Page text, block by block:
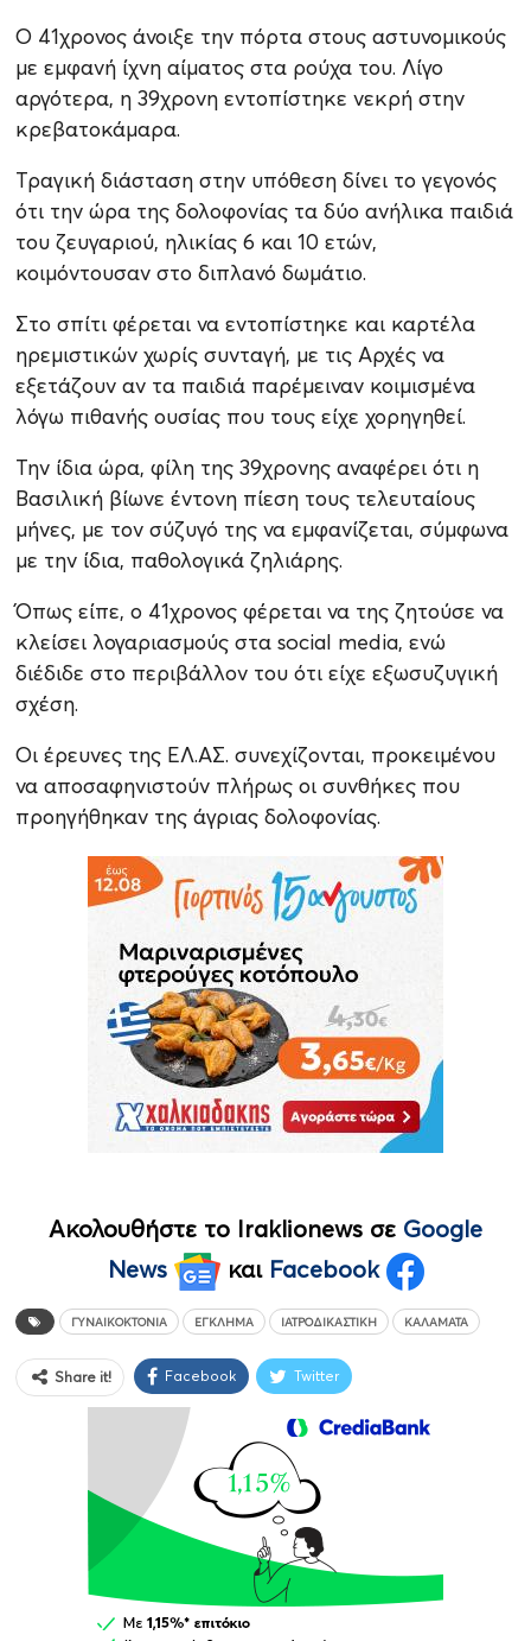
Ο 41χρονος άνοιξε την πόρτα στους αστυνομικούς
με εμφανή ίχνη αίματος στα ρούχα του. Λίγο
αργότερα, η 39χρονη εντοπίστηκε νεκρή στην
κρεβατοκάμαρα.
Τραγική διάσταση στην υπόθεση δίνει το γεγονός
ότι την ώρα της δολοφονίας τα δύο ανήλικα παιδιά
του ζευγαριού, ηλικίας 6 και 10 ετών,
κοιμόντουσαν στο διπλανό δωμάτιο.
Στο σπίτι φέρεται να εντοπίστηκε και καρτέλα
ηρεμιστικών χωρίς συνταγή, με τις Αρχές να
εξετάζουν αν τα παιδιά παρέμειναν κοιμισμένα
λόγω πιθανής ουσίας που τους είχε χορηγηθεί.
Την ίδια ώρα, φίλη της 39χρονης αναφέρει ότι η
Βασιλική βίωνε έντονη πίεση τους τελευταίους
μήνες, με τον σύζυγό της να εμφανίζεται, σύμφωνα
με την ίδια, παθολογικά ζηλιάρης.
Όπως είπε, ο 41χρονος φέρεται να της ζητούσε να
κλείσει λογαριασμούς στα social media, ενώ
διέδιδε στο περιβάλλον του ότι είχε εξωσυζυγική
σχέση.
Οι έρευνες της ΕΛ.ΑΣ. συνεχίζονται, προκειμένου
να αποσαφηνιστούν πλήρως οι συνθήκες που
προηγήθηκαν της άγριας δολοφονίας.
Ακολουθήστε το Iraklionews σε Google
News
και Facebook
ΓΥΝΑΙΚΟΚΤΟΝΊΑ ΈΓΚΛΗΜΑ ΙΑΤΡΟΔΙΚΑΣΤΙΚΉ ΚΑΛΑΜΆΤΑ
Share it! Facebook Twitter